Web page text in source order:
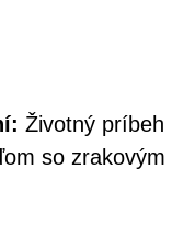
Životný príbeh
so zrakovým